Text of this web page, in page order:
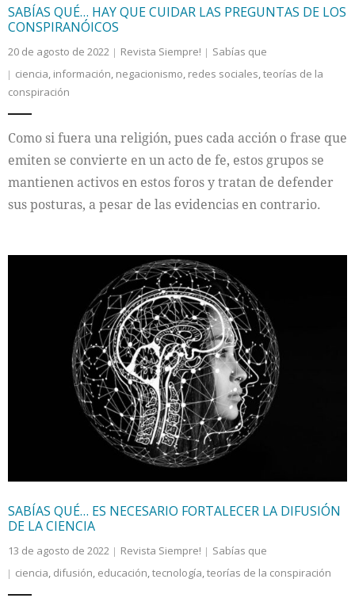
SABÍAS QUÉ… HAY QUE CUIDAR LAS PREGUNTAS DE LOS
CONSPIRANÓICOS
20 de agosto de 2022 Revista Siempre!
Sabías que
ciencia, información, negacionismo, redes sociales,teorías de la
conspiración
Como si fuera una religión, pues cada acción o frase que
emiten se convierte en un acto de fe, estos grupos se
mantienen activos en estos foros y tratan de defender
sus posturas, a pesar de las evidencias en contrario.
SABÍAS QUÉ… ES NECESARIO FORTALECER LA DIFUSIÓN
DE LA CIENCIA
13 de agosto de 2022 Revista Siempre!
Sabías que
ciencia difusión educación tecnología teorías de la conspiración